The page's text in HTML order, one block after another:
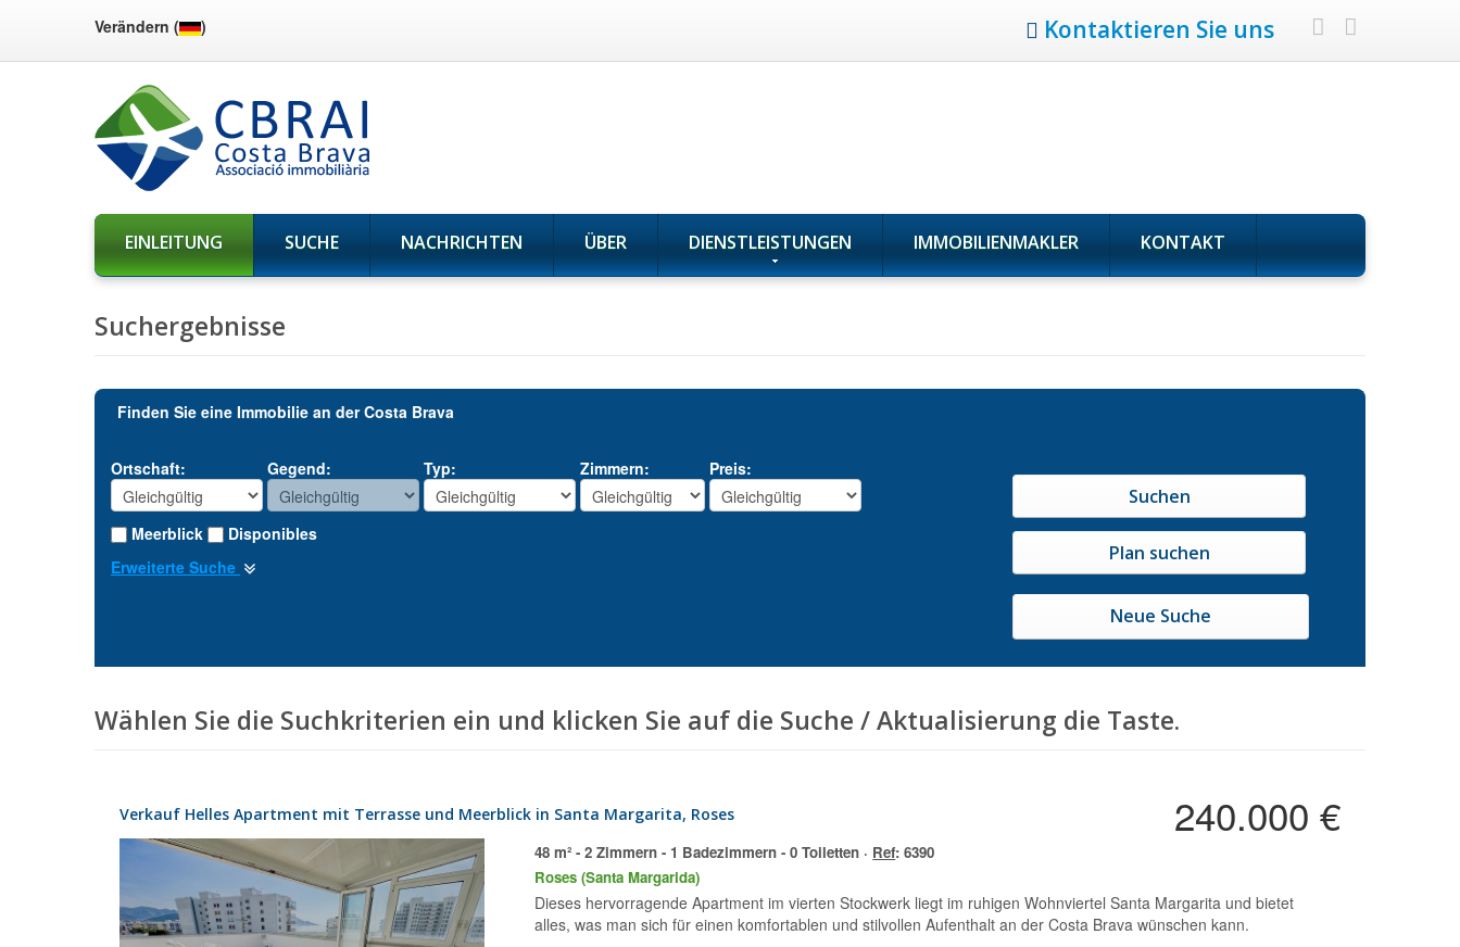
Verändern ( ) Kontaktieren Sie uns
EINLEITUNG SUCHE NACHRICHTEN ÜBER DIENSTLEISTUNGEN IMMOBILIENMAKLER KONTAKT
Suchergebnisse
Finden Sie eine Immobilie an der Costa Brava
Ortschaft: Gegend: Typ: Zimmern: Preis:
Meerblick
Disponibles
Erweiterte Suche
Neue Suche
Wählen Sie die Suchkriterien ein und klicken Sie auf die Suche / Aktualisierung die Taste.
Verkauf Helles Apartment mit Terrasse und Meerblick in Santa Margarita, Roses 240.000 €
48 m² - 2 Zimmern - 1 Badezimmern - 0 Toiletten · Ref: 6390
Roses (Santa Margarida)
Dieses hervorragende Apartment im vierten Stockwerk liegt im ruhigen Wohnviertel Santa Margarita und bietet
alles, was man sich für einen komfortablen und stilvollen Aufenthalt an der Costa Brava wünschen kann.